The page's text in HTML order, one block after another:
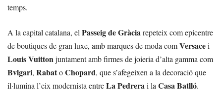
temps.
A la capital catalana, el Passeig de Gràciarepeteix com epicentre
de boutiques de gran luxe, amb marques de moda comVersacei
Louis Vuittonjuntament amb firmes de joieria d’alta gamma com
Bvlgari, RabatoChopard, que s’afegeixen a la decoració que
il·lumina l’eix modernista entreLa Pedrerai la Casa Batlló.